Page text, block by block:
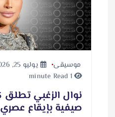
ل
…
موسيقى يوليو 25, 2026
1 minute Read
صيفية بإيقاع عصري